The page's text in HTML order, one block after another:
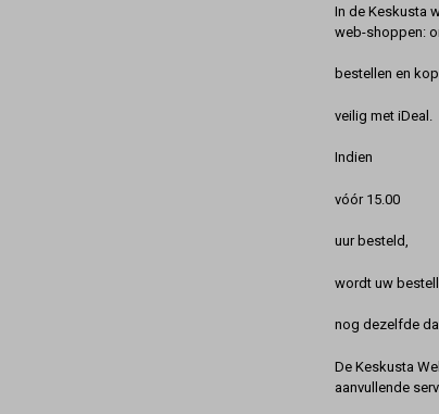
In de Keskusta
web-shoppen:
bestellen en
veilig met iDeal.
Indien
vóór 15.00
uur besteld,
wordt uw
nog dezelfde
De Keskusta
aanvullende